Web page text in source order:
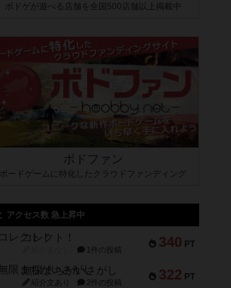
ボドゲが遊べる店舗を全国500店舗以上掲載中
ボドファン
ボードゲームに特化したクラウドファンディング
アクセス数 急上昇中
340 PT
コレクト！
1件の投稿
322 PT
無限まちがいさがし
紹介文あり 2件の投稿